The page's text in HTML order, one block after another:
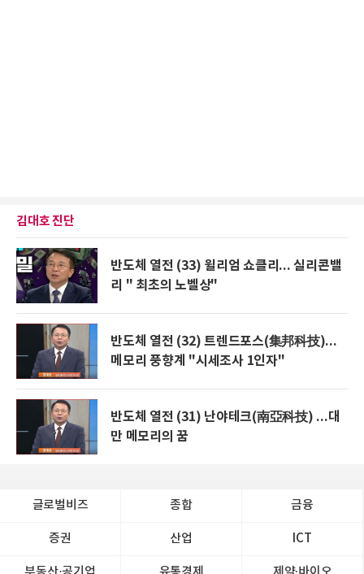
김대호 진단
반도체 열전 (33) 윌리엄 쇼클리... 실리콘밸
리 " 최초의 노벨상"
반도체 열전 (32) 트렌드포스(集邦科技)...
메모리 풍향계 "시세조사 1인자"
반도체 열전 (31) 난야테크(南亞科技) ...대
만 메모리의 꿈
글로벌비즈 종합 금융
증권 산업 ICT